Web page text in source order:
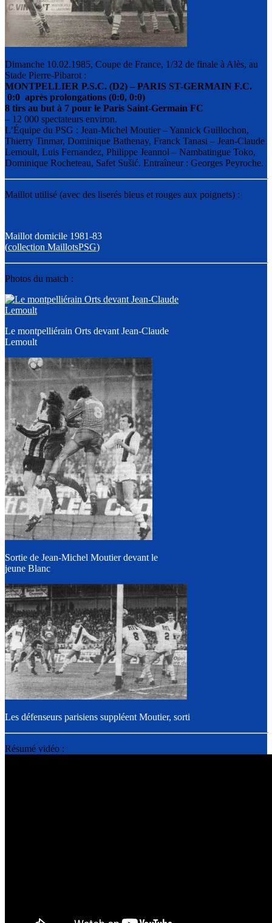
Dimanche 10.02.1985, Coupe de France, 1/32 de finale à Alès, au
Stade Pierre-Pibarot :
MONTPELLIER P.S.C. (D2) – PARIS ST-GERMAIN F.C.
0:0 après prolongations (0:0, 0:0)
8 tirs au but à 7 pour le Paris Saint-Germain FC
– 12 000 spectateurs environ.
L’Équipe du PSG : Jean-Michel Moutier – Yannick Guillochon,
Thierry Tinmar, Dominique Bathenay, Franck Tanasi – Jean-Claude
Lemoult, Luis Fernandez, Philippe Jeannol – Nambatingue Toko,
Dominique Rocheteau, Safet Sušić. Entraîneur : Georges Peyroche.
Maillot utilisé (avec des liserés bleus et rouges aux poignets) :
Maillot domicile 1981-83
(collection MaillotsPSG)
Photos du match :
Le montpelliérain Orts devant Jean-Claude
Lemoult
Sortie de Jean-Michel Moutier devant le
jeune Blanc
Les défenseurs parisiens suppléent Moutier, sorti
Résumé vidéo :